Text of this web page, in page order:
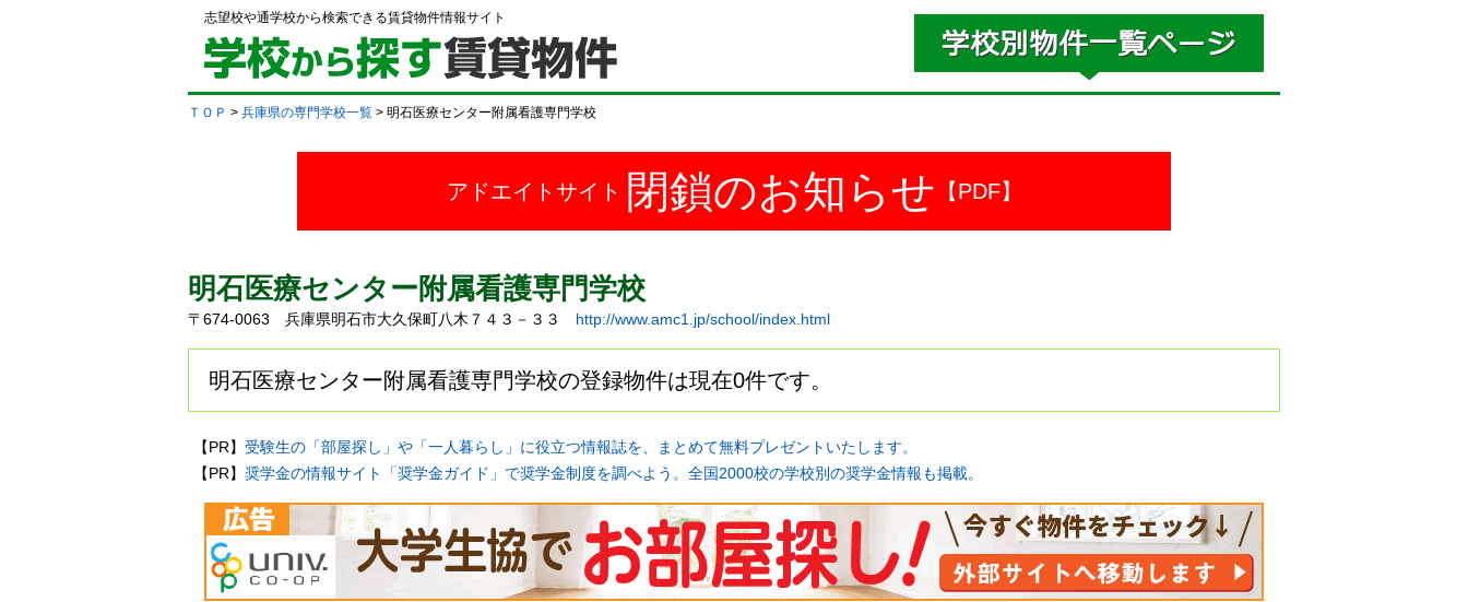
志望校や通学校から検索できる賃貸物件情報サイト
ＴＯＰ > 兵庫県の専門学校一覧 > 明石医療センター附属看護専門学校
アドエイトサイト 閉鎖のお知らせ 【PDF】
明石医療センター附属看護専門学校
〒674-0063 兵庫県明石市大久保町八木７４３－３３ http://www.amc1.jp/school/index.html
明石医療センター附属看護専門学校の登録物件は現在0件です。
【PR】 受験生の「部屋探し」や「一人暮らし」に役立つ情報誌を、まとめて無料プレゼントいたします。
【PR】 奨学金の情報サイト「奨学金ガイド」で奨学金制度を調べよう。全国2000校の学校別の奨学金情報も掲載。